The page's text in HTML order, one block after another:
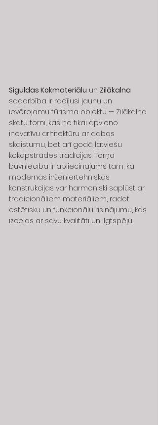
Siguldas Kokmateriālu un Zilākalna
sadarbība ir radījusi jaunu un
ievērojamu tūrisma objektu — Zilākalna
skatu torni, kas ne tikai apvieno
inovatīvu arhitektūru ar dabas
skaistumu, bet arī godā latviešu
kokapstrādes tradīcijas. Torņa
būvniecība ir apliecinājums tam, kā
modernās inženiertehniskās
konstrukcijas var harmoniski saplūst ar
tradicionāliem materiāliem, radot
estētisku un funkcionālu risinājumu, kas
izceļas ar savu kvalitāti un ilgtspēju.